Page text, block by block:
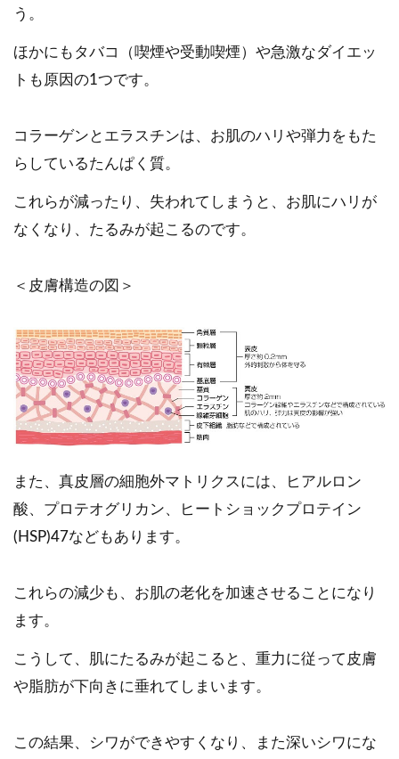
う。
ほかにもタバコ（喫煙や受動喫煙）や急激なダイエッ
トも原因の1つです。
コラーゲンとエラスチンは、お肌のハリや弾力をもた
らしているたんぱく質。
これらが減ったり、失われてしまうと、お肌にハリが
なくなり、たるみが起こるのです。
＜皮膚構造の図＞
また、真皮層の細胞外マトリクスには、ヒアルロン
酸、プロテオグリカン、ヒートショックプロテイン
(HSP)47などもあります。
これらの減少も、お肌の老化を加速させることになり
ます。
こうして、肌にたるみが起こると、重力に従って皮膚
や脂肪が下向きに垂れてしまいます。
この結果、シワができやすくなり、また深いシワにな